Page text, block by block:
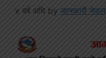
४ वर्ष अघि by जानकारी नेपाल